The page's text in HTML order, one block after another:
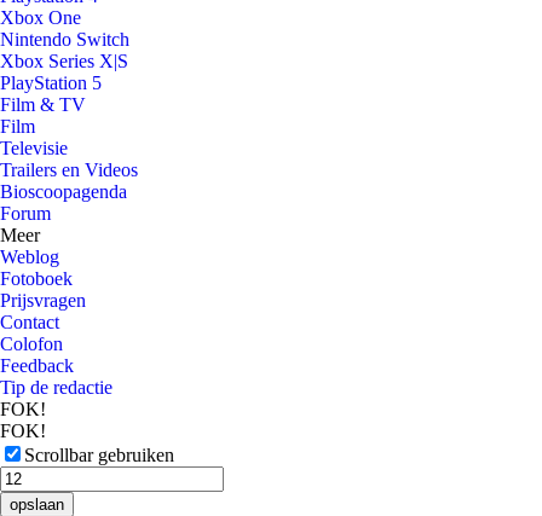
Xbox One
Nintendo Switch
Xbox Series X|S
PlayStation 5
Film & TV
Film
Televisie
Trailers en Videos
Bioscoopagenda
Forum
Meer
Weblog
Fotoboek
Prijsvragen
Contact
Colofon
Feedback
Tip de redactie
FOK!
FOK!
Scrollbar gebruiken
opslaan